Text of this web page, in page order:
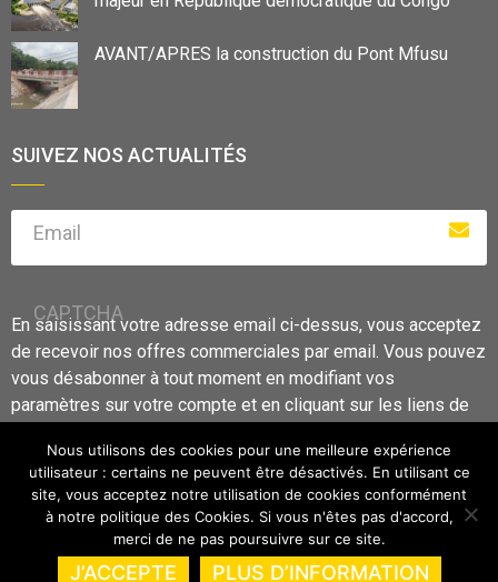
AVANT/APRES la construction du Pont Mfusu
SUIVEZ NOS ACTUALITÉS
Email
CAPTCHA
En saisissant votre adresse email ci-dessus, vous acceptez
de recevoir nos offres commerciales par email. Vous pouvez
vous désabonner à tout moment en modifiant vos
paramètres sur votre compte et en cliquant sur les liens de
Informations légales–Notice de protection des
données
Nous utilisons des cookies pour une meilleure expérience
utilisateur : certains ne peuvent être désactivés. En utilisant ce
site, vous acceptez notre utilisation de cookies conformément
à notre politique des Cookies. Si vous n'êtes pas d'accord,
merci de ne pas poursuivre sur ce site.
J’ACCEPTE PLUS D’INFORMATION